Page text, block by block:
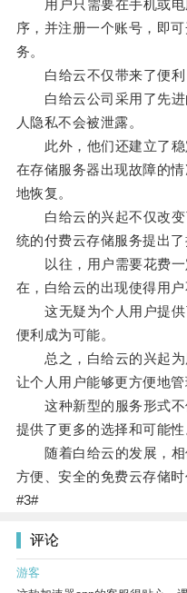
用户只需要在手机或电
序，并注册一个账号，即
务。
白给云不仅带来了便利
白给云公司采用了先进
人隐私不会被泄露。
此外，他们还建立了稳
在存储服务器出现故障的
地恢复。
白给云的兴起不仅改变
统的付费云存储服务提出了
以往，用户需要花费一
在，白给云的出现使得用
这无疑为个人用户提供
便利成为可能。
总之，白给云的兴起为
让个人用户能够更方便地管
这种新型的服务形式不
提供了更多的选择和可能性
随着白给云的发展，相
方便、安全的免费云存储时
#3#
评论
游客